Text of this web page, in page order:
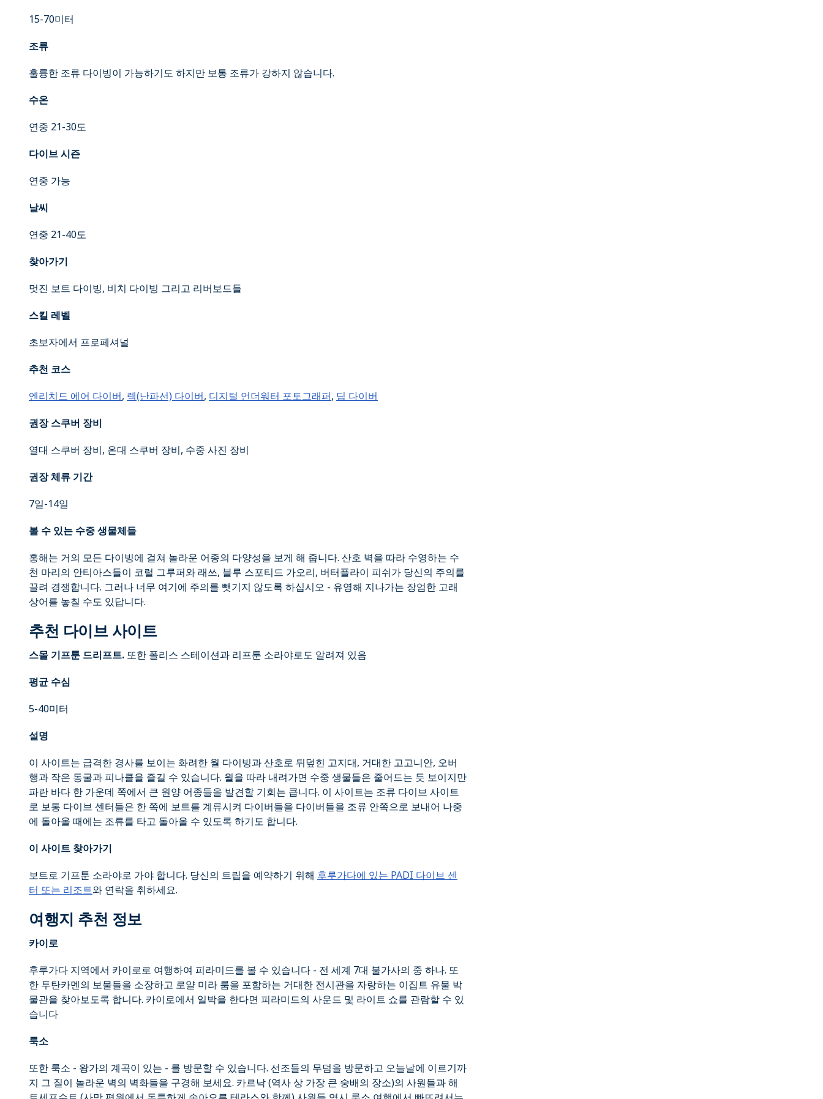
15-70미터
조류
훌륭한 조류 다이빙이 가능하기도 하지만 보통 조류가 강하지 않습니다.
수온
연중 21-30도
다이브 시즌
연중 가능
날씨
연중 21-40도
찾아가기
멋진 보트 다이빙, 비치 다이빙 그리고 리버보드들
스킬 레벨
초보자에서 프로페셔널
추천 코스
엔리치드 에어 다이버, 렉(난파선) 다이버, 디지털 언더워터 포토그래퍼, 딥 다이버
권장 스쿠버 장비
열대 스쿠버 장비, 온대 스쿠버 장비, 수중 사진 장비
권장 체류 기간
7일-14일
볼 수 있는 수중 생물체들
홍해는 거의 모든 다이빙에 걸쳐 놀라운 어종의 다양성을 보게 해 줍니다. 산호 벽을 따라 수영하는 수
천 마리의 안티아스들이 코럴 그루퍼와 래쓰, 블루 스포티드 가오리, 버터플라이 피쉬가 당신의 주의를
끌려 경쟁합니다. 그러나 너무 여기에 주의를 뺏기지 않도록 하십시오 - 유영해 지나가는 장엄한 고래
상어를 놓칠 수도 있답니다.
추천 다이브 사이트
스몰 기프툰 드리프트. 또한 폴리스 스테이션과 리프툰 소라야로도 알려져 있음
평균 수심
5-40미터
설명
이 사이트는 급격한 경사를 보이는 화려한 월 다이빙과 산호로 뒤덮힌 고지대, 거대한 고고니안, 오버
행과 작은 동굴과 피나클을 즐길 수 있습니다. 월을 따라 내려가면 수중 생물들은 줄어드는 듯 보이지만
파란 바다 한 가운데 쪽에서 큰 원양 어종들을 발견할 기회는 큽니다. 이 사이트는 조류 다이브 사이트
로 보통 다이브 센터들은 한 쪽에 보트를 계류시켜 다이버들을 다이버들을 조류 안쪽으로 보내어 나중
에 돌아올 때에는 조류를 타고 돌아올 수 있도록 하기도 합니다.
이 사이트 찾아가기
보트로 기프툰 소라야로 가야 합니다. 당신의 트립을 예약하기 위해 후루가다에 있는 PADI 다이브 센
터 또는 리조트와 연락을 취하세요.
여행지 추천 정보
카이로
후루가다 지역에서 카이로로 여행하여 피라미드를 볼 수 있습니다 - 전 세계 7대 불가사의 중 하나. 또
한 투탄카멘의 보물들을 소장하고 로얄 미라 룸을 포함하는 거대한 전시관을 자랑하는 이집트 유물 박
물관을 찾아보도록 합니다. 카이로에서 일박을 한다면 피라미드의 사운드 및 라이트 쇼를 관람할 수 있
습니다
룩소
또한 룩소 - 왕가의 계곡이 있는 - 를 방문할 수 있습니다. 선조들의 무덤을 방문하고 오늘날에 이르기까
지 그 질이 놀라운 벽의 벽화들을 구경해 보세요. 카르낙 (역사 상 가장 큰 숭배의 장소)의 사원들과 해